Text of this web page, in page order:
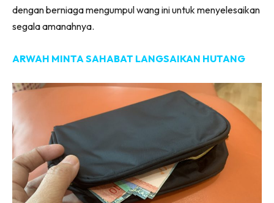
dengan berniaga mengumpul wang ini untuk menyelesaikan
segala amanahnya.
ARWAH MINTA SAHABAT LANGSAIKAN HUTANG